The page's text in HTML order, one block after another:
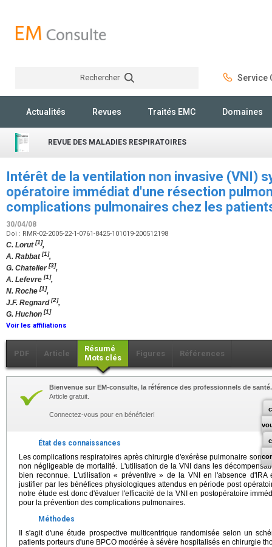
Rechercher Service
Actualités Revues Traités EMC Domaines
REVUE DES MALADIES RESPIRATOIRES
Intérêt de la ventilation non invasive (VNI)
opératoire immédiat d'une résection
complications pulmonaires chez les
30/04/08
Doi : RMR-02-2005-22-1-0761-8425-101019-200512198
C. Lorut[1],
A. Rabbat[1],
G. Chatelier[3],
A. Lefevre [1],
N. Roche [1],
J.F. Regnard[2],
G. Huchon [1]
Voir les affiliations
PDF Article
Résumé
Mots clés
Figures Références
Bienvenue sur EM-consulte, la référence des professionnels de santé.
Article gratuit.
Connectez-vous pour en bénéficier!
État des connaissances
Les complications respiratoires après chirurgie d'exérèse pulmonaire sont
non négligeable de mortalité. L'utilisation de la VNI dans les
bien reconnue. L'utilisation « préventive » de la VNI en l'absence d'IRA
justifier par les bénéfices physiologiques attendus en période post
notre étude est donc d'évaluer l'efficacité de la VNI en postopératoire
pour la prévention des complications pulmonaires.
Méthodes
Il s'agit d'une étude prospective multicentrique randomisée selon un
patients porteurs d'une BPCO modérée à sévère hospitalisés en chirurgie